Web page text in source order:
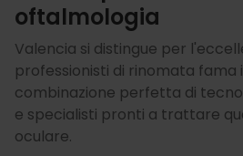
oftalmologia
Valencia si distingue per
professionisti di rinomata fama
combinazione perfetta di
e specialisti pronti a trattare
oculare.